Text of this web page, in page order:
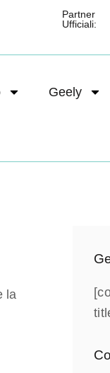
Partner
Ufficiali:
Geely
la